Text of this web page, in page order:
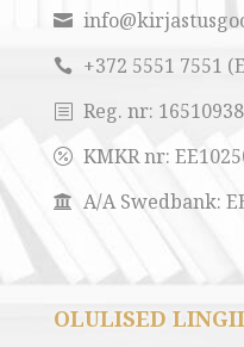

 +372 5551 7551
b Reg. nr: 16510938
 KMKR nr:
 A/A Swedbank:
OLULISED